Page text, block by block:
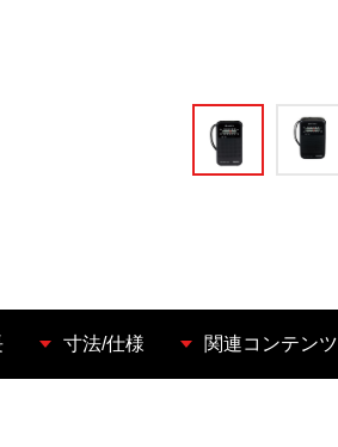
寸法/仕様 関連コンテンツ